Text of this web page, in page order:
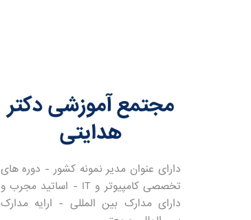
مجتمع آموزشی دکتر
هدایتی
دارای عنوان مدیر نمونه کشور - دوره های
تخصصی کامپیوتر و IT - اساتید مجرب و
دارای مدارک بین المللی - ارایه مدارک